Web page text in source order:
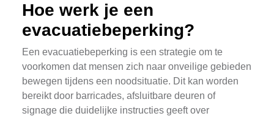
Hoe werk je een
evacuatiebeperking?
Een evacuatiebeperking is een strategie om te
voorkomen dat mensen zich naar onveilige gebieden
bewegen tijdens een noodsituatie. Dit kan worden
bereikt door barricades, afsluitbare deuren of
signage die duidelijke instructies geeft over